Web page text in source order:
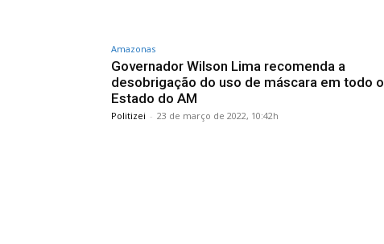
Amazonas
Governador Wilson Lima recomenda a
desobrigação do uso de máscara em todo o
Estado do AM
Politizei - 23 de março de 2022, 10:42h